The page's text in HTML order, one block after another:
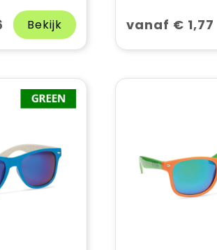
Bekijk vanaf € 1,77